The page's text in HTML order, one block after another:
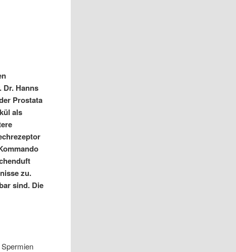
Dr. Hanns
Prostata
als
zu.
sind. Die